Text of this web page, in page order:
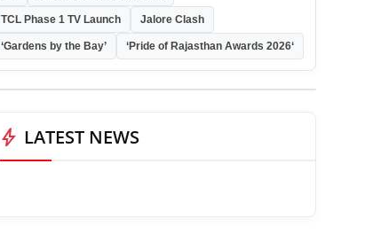
TCL Phase 1 TV Launch Jalore Clash
‘Gardens by the Bay’ ‘Pride of Rajasthan Awards 2026‘
bolt LATEST NEWS